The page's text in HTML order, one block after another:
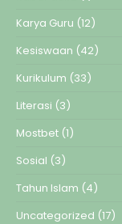
Karya Guru (12)
Kesiswaan (42)
Kurikulum (33)
Literasi (3)
Mostbet (1)
Sosial (3)
Tahun Islam (4)
Uncategorized (17)